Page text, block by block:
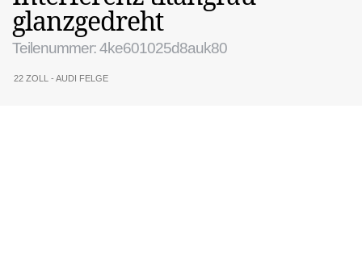
glanzgedreht
Teilenummer: 4ke601025d8auk80
22 ZOLL - AUDI FELGE